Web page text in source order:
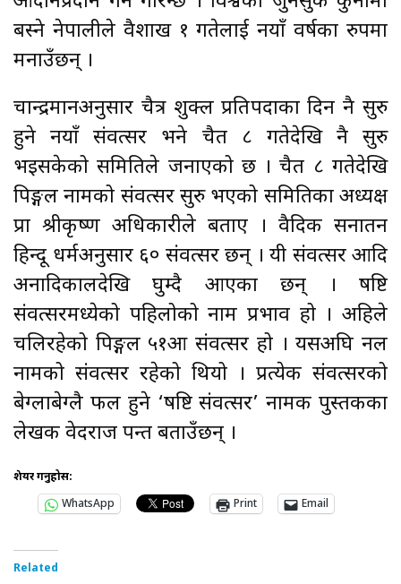
बस्ने नेपालीले वैशाख १ गतेलाई नयाँ वर्षका रुपमा
मनाउँछन् ।
चान्द्रमानअनुसार चैत्र शुक्ल प्रतिपदाका दिन नै सुरु
हुने नयाँ संवत्सर भने चैत ८ गतेदेखि नै सुरु
भइसकेको समितिले जनाएको छ । चैत ८ गतेदेखि
पिङ्गल नामको संवत्सर सुरु भएको समितिका अध्यक्ष
प्रा श्रीकृष्ण अधिकारीले बताए । वैदिक सनातन
हिन्दू धर्मअनुसार ६० संवत्सर छन् । यी संवत्सर आदि
अनादिकालदेखि घुम्दै आएका छन् । षष्टि
संवत्सरमध्येको पहिलोको नाम प्रभाव हो । अहिले
चलिरहेको पिङ्गल ५१औँ संवत्सर हो । यसअघि नल
नामको संवत्सर रहेको थियो । प्रत्येक संवत्सरको
बेग्लाबेग्लै फल हुने ‘षष्टि संवत्सर’ नामक पुस्तकका
लेखक वेदराज पन्त बताउँछन् ।
शेयर गर्नुहोस:
WhatsApp
Print Email
Related